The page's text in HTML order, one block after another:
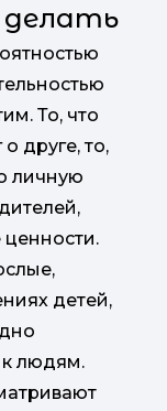
То, что
друге, то,
личную
ценности.
детей,
к людям.